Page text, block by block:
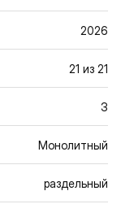
2026
21 из 21
3
Монолитный
раздельный